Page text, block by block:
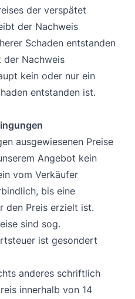
der verspätet
der Nachweis
Schaden entstanden
der Nachweis
kein oder nur ein
entstanden ist.
ausgewiesenen Preise
Angebot kein
vom Verkäufer
bis eine
den Preis erzielt ist.
sind sog.
ist gesondert
anderes schriftlich
innerhalb von 14